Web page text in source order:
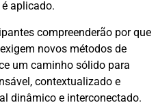
aplicado.
compreenderão por que
novos métodos de
um caminho sólido para
contextualizado e
dinâmico e interconectado.